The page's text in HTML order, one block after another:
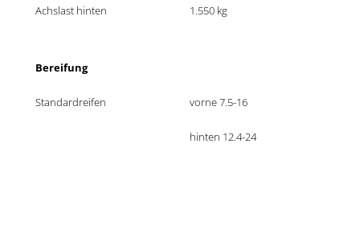
Achslast hinten 1.550 kg
Bereifung
Standardreifen vorne 7.5-16
hinten 12.4-24